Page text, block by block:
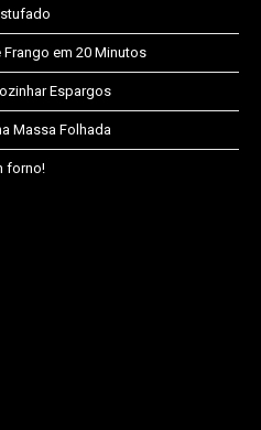
Frango em 20 Minutos
Espargos
Massa Folhada
forno!